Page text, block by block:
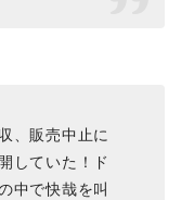
、販売中止に
していた！ド
中で快哉を叫